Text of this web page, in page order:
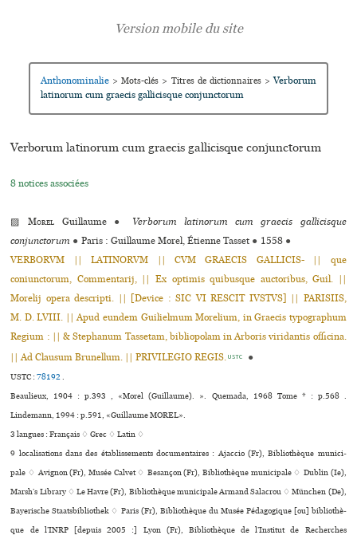
Anthonominalie > Mots-clés > Titres de dictionnaires > Verborum
latinorum cum graecis gallicisque conjunctorum
Verborum latinorum cum graecis gallicisque conjunctorum
8 notices associées
▨Morel Guillaume ●
Verborum latinorum cum graecis gallicisque
conjunctorum ● Paris : Guillaume Morel, Étienne Tasset ● 1558 ●
VERBORVM || LATINORVM || CVM GRAECIS GALLICIS- || que
coniunctorum, Commentarij, || Ex optimis quibusque auctoribus, Guil. ||
Morelij opera descripti. || [Device : SIC VI RESCIT IVSTVS] || PARISIIS,
M. D. LVIII. || Apud eundem Guilielmum Morelium, in Graecis typographum
Regium : || & Stephanum Tassetam, bibliopolam in Arboris viridantis officina.
|| Ad Clausum Brunellum. || PRIVILEGIO REGIS. USTC ●
USTC :78192.
Beaulieux, 1904 : p.393 , «Morel (Guillaume). ». Quemada, 1968 Tome * : p.568 .
Lindemann, 1994 : p.591, «Guillaume MOREL».
3 langues :Français ♢Grec ♢Latin ♢
9 localisations dans des établissements documentaires : Ajaccio (Fr), Bibliothèque muni­ci­
pale ♢ Avignon (Fr), Musée Calvet ♢ Besançon (Fr), Bibliothèque muni­ci­pale ♢ Dublin (Ie),
Marsh’s Library ♢ Le Havre (Fr), Bibliothèque muni­ci­pale Armand Salacrou ♢ München (De),
Bayerische Staatsbibliothek ♢ Paris (Fr), Bibliothèque du Musée Pédagogique [ou] biblio­thè­
que de l’INRP [depuis 2005 :] Lyon (Fr), Bibliothèque de l’Institut de Recherches